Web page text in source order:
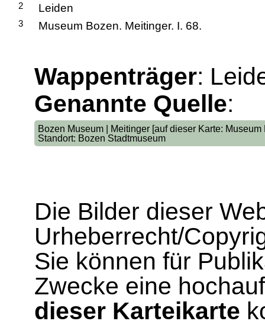
2 Leiden
3 Museum Bozen. Meitinger. I. 68.
Wappenträger:
Genannte Quelle:
Bozen Museum | Meitinger [auf dieser Karte:
Standort: Bozen Stadtmuseum
Die Bilder dieser
Urheberrecht/
Sie können für
Zwecke eine
dieser Karteikarte